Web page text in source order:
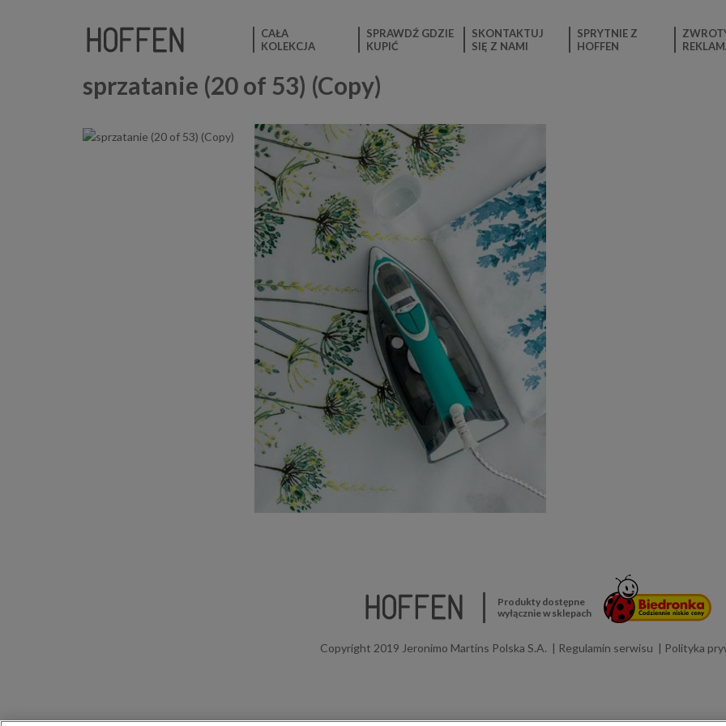
CAŁA
KOLEKCJA
SPRAWDŹ GDZIE
KUPIĆ
SKONTAKTUJ
SIĘ Z NAMI
SPRYTNIE Z
HOFFEN
sprzatanie (20 of 53) (Copy)
Produkty dostępne
wyłącznie w sklepach
Copyright 2019 Jeronimo Martins Polska S.A. Regulamin serwisu Polityka